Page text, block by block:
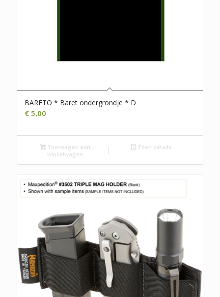
BARETO * Baret ondergrondje * D
€5,00
Toevoegen aan
winkelwagen
Toon details